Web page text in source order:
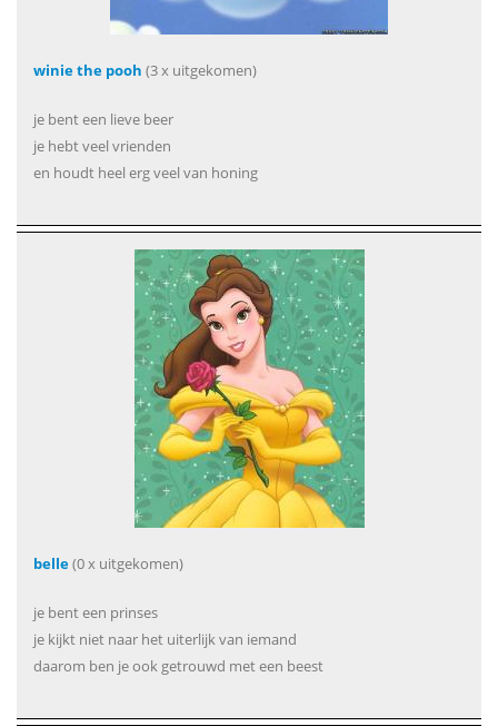
winie the pooh (3 x uitgekomen)
je bent een lieve beer
je hebt veel vrienden
en houdt heel erg veel van honing
belle(0 x uitgekomen)
je bent een prinses
je kijkt niet naar het uiterlijk van iemand
daarom ben je ook getrouwd met een beest